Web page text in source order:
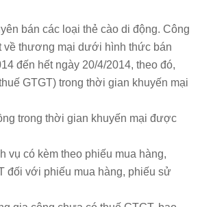
bán các loại thẻ cào di động. Công
về thương mại dưới hình thức bán
đến hết ngày 20/4/2014, theo đó,
GTGT) trong thời gian khuyến mại
trong thời gian khuyến mại được
vụ có kèm theo phiếu mua hàng,
đối với phiếu mua hàng, phiếu sử